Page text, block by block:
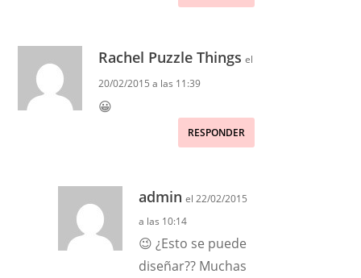
Rachel Puzzle Things el
20/02/2015 a las 11:39
😀
RESPONDER
admin el 22/02/2015
a las 10:14
😉 ¿Esto se puede
diseñar?? Muchas